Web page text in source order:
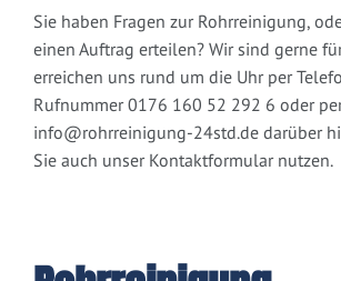
Sie haben Fragen zur Rohrreinigung,
einen Auftrag erteilen? Wir sind gerne
erreichen uns rund um die Uhr per
Rufnummer 0176 160 52 292 6 oder
info@rohrreinigung-24std.de darüber
Sie auch unser Kontaktformular nutzen.